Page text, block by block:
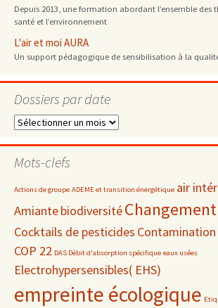
Depuis 2013, une formation abordant l’ensemble des
santé et l’environnement
L'air et moi AURA
Un support pédagogique de sensibilisation à la
Dossiers par date
Dossiers
date
Mots-clefs
Actions de groupe ADEME et transition énergétique air
Amiantebiodiversité
Cocktails de pesticides
COP 22 DAS Débit d'absorption spécifique eaux usées
Electrohypersensibles( EHS)
empreinte écologique